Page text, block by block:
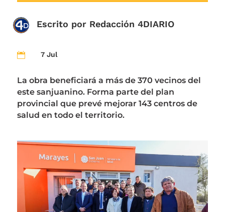
Escrito por Redacción 4DIARIO
 7 Jul
La obra beneficiará a más de 370 vecinos del
este sanjuanino. Forma parte del plan
provincial que prevé mejorar 143 centros de
salud en todo el territorio.